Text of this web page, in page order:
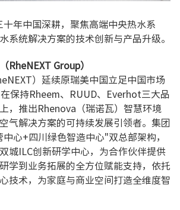
十年中国深耕，聚焦高端中央热水系
系统解决方案的技术创新与产品升级。
RheNEXT Group）
）延续原瑞美中国立足中国市场
保持Rheem、RUUD、Everhot三大品
，推出Rhenova（瑞诺瓦）智慧环境
气解决方案的可持续发展引领者。集团
心+四川绿色智造中心"双总部架构，
城ILC创新研学中心，为合作伙伴提供
学到业务拓展的全方位赋能支持，依托
技术，为家庭与商业空间打造全维度智